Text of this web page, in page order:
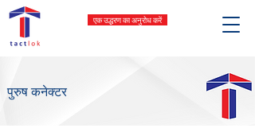
एक उद्धरण का अनुरोध करें
पुरुष कनेक्टर